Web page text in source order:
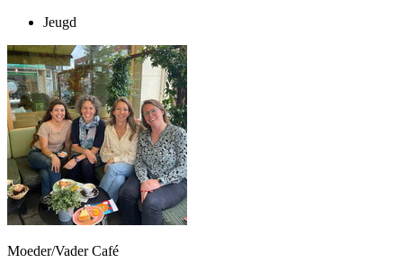
Jeugd
Moeder/Vader Café